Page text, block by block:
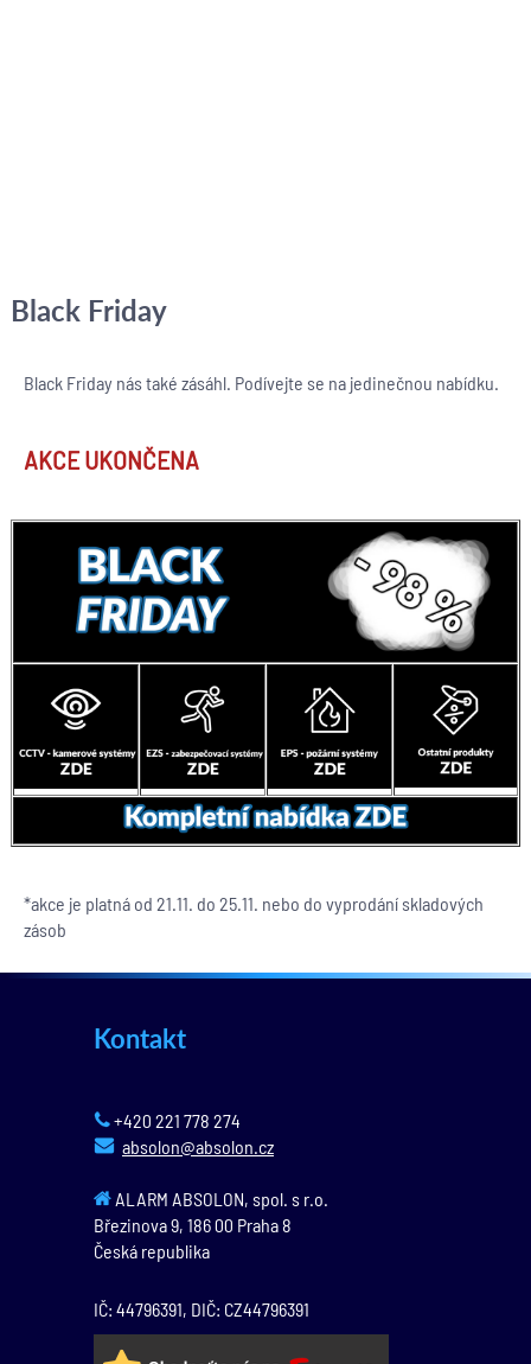
Black Friday
Black Friday nás také zásáhl. Podívejte se na jedinečnou nabídku.
AKCE UKONČENA
*akce je platná od 21.11. do 25.11. nebo do vyprodání skladových
zásob
Kontakt
+420 221 778 274
absolon@absolon.cz
ALARM ABSOLON, spol. s r.o.
Březinova 9, 186 00 Praha 8
Česká republika
IČ: 44796391, DIČ: CZ44796391